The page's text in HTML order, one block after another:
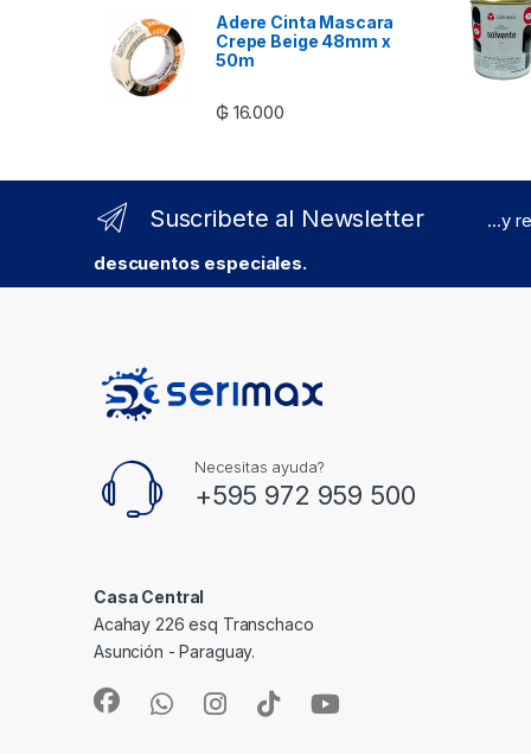
Adere Cinta Mascara
Crepe Beige 48mm x
50m
₲ 16.000
Suscribete al Newsletter
...y
descuentos especiales.
Necesitas ayuda?
+595 972 959 500
Casa Central
Acahay 226 esq Transchaco
Asunción - Paraguay.